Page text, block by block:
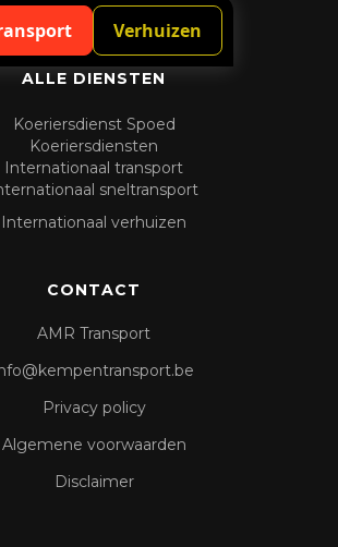
Spoedaanvraag
ALLE DIENSTEN
Koeriersdienst Spoed
Koeriersdiensten
Internationaal transport
sneltransport
Internationaal verhuizen
CONTACT
AMR Transport
Privacy policy
Algemene voorwaarden
Disclaimer
Verhuizen